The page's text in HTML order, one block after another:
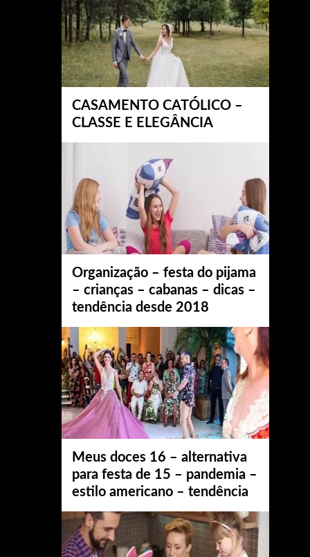
CASAMENTO CATÓLICO –
CLASSE E ELEGÂNCIA
Organização – festa do pijama
– crianças – cabanas – dicas –
tendência desde 2018
Meus doces 16 – alternativa
para festa de 15 – pandemia –
estilo americano – tendência